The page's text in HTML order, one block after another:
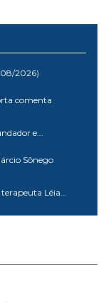
08/2026)
comenta
e...
Sônego
Léia...